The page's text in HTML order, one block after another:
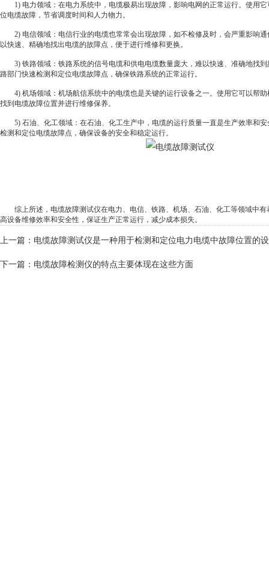
1) 电力领域：在电力系统中，电缆极易出现故障，影响电网的正常运行。使用它
位电缆故障，节省调度时间和人力物力。
2) 电信领域：电信行业的电缆也常常会出现故障，如不检修及时，会严重影响通
以快速、精确地找出电缆的故障点，便于进行维修和更换。
3) 铁路领域：铁路系统的信号电缆和供电电缆数量庞大，难以快速、准确地找到
路部门快速检测和定位电缆故障点，确保铁路系统的正常运行。
4) 机场领域：机场航信系统中的电缆也是关键的运行设备之一。使用它可以帮助
找到电缆故障位置并进行维修保养。
5) 石油、化工领域：在石油、化工生产中，电缆的运行质量一直是生产效率和安
检测和定位电缆故障点，确保设备的安全和稳定运行。
综上所述，电缆故障测试仪在电力、电信、铁路、机场、石油、化工等领域中有
高设备维修效率和安全性，保证生产正常运行，减少成本损失。
上一篇： 电缆故障测试仪是一种用于检测和定位电力电缆中故障位置的
下一篇： 电缆故障检测仪的特点主要体现在这些方面